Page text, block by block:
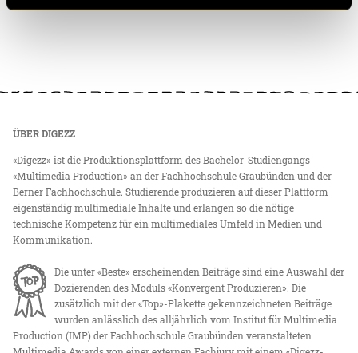
ÜBER DIGEZZ
«Digezz» ist die Produktionsplattform des Bachelor-Studiengangs
«Multimedia Production» an der Fachhochschule Graubünden und der
Berner Fachhochschule. Studierende produzieren auf dieser Plattform
eigenständig multimediale Inhalte und erlangen so die nötige
technische Kompetenz für ein multimediales Umfeld in Medien und
Kommunikation.
Die unter «Beste» erscheinenden Beiträge sind eine Auswahl der
Dozierenden des Moduls «Konvergent Produzieren». Die
zusätzlich mit der «Top»-Plakette gekennzeichneten Beiträge
wurden anlässlich des alljährlich vom Institut für Multimedia
Production (IMP) der Fachhochschule Graubünden veranstalteten